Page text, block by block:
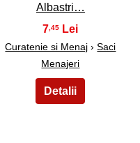
Albastri…
7 ,45
Curatenie si Menaj ›Saci
Menajeri